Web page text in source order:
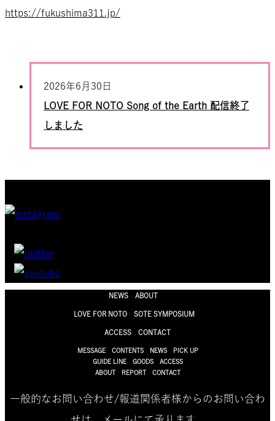
https://fukushima311.jp/
2026年6月30日
LOVE FOR NOTO Song of the Earth 配信終了
しました
NEWS ABOUT
LOVE FOR NOTO SOTE SYMPOSIUM
ACCESS CONTACT
MESSAGE CONTENTS NEWS
PICK UP
GUIDE LINE
GOODS
ACCESS
ABOUT
REPORT CONTACT
一般的なお問い合わせ/報道関係者様からのお問い合わ